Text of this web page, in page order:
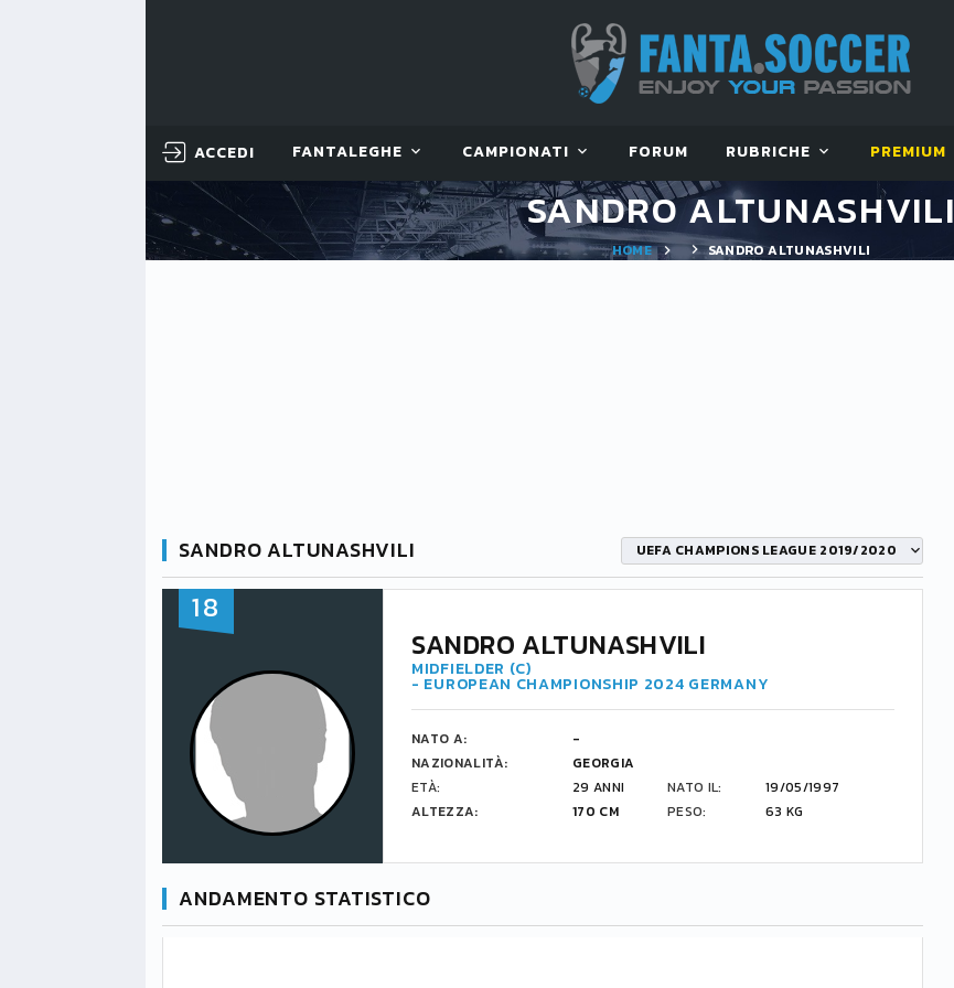
ACCEDI FANTALEGHE CAMPIONATI FORUM RUBRICHE PREMIUM
SANDRO ALTUNASHVILI
HOME SANDRO ALTUNASHVILI
SANDRO ALTUNASHVILI UEFA CHAMPIONS LEAGUE 2019/2020
18
SANDRO ALTUNASHVILI
MIDFIELDER (C)
- EUROPEAN CHAMPIONSHIP 2024 GERMANY
NATO A:
-
NAZIONALITÀ:
GEORGIA
ETÀ:
29 ANNI NATO IL:
19/05/1997
ALTEZZA:
170 CM PESO: 63 KG
ANDAMENTO STATISTICO